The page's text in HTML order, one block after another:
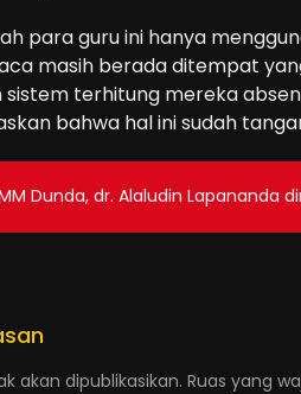
para guru ini hanya
masih berada ditempat
terhitung mereka
bahwa hal ini sudah
Dunda, dr. Alaludin Lapananda
akan dipublikasikan. Ruas yang